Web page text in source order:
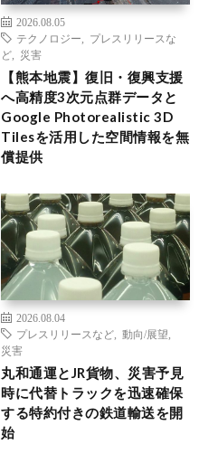
2026.08.05
テクノロジー
プレスリリースな
ど
災害
【熊本地震】復旧・復興支援
へ高精度3次元点群データと
Google Photorealistic 3D
Tilesを活用した空間情報を無
償提供
2026.08.04
プレスリリースなど
動向/展望
災害
丸和通運とJR貨物、災害予見
時に代替トラックを迅速確保
する特約付きの鉄道輸送を開
始